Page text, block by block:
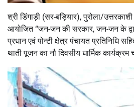
श्री डिंगाड़ी (सर-बड़ियार), पुरोला/
आयोजित “जन-जन की सरकार, जन-जन के
प्रधान एवं पोन्टी क्षेत्र पंचायत प्रतिनिधि
थाती पूजन का नौ दिवसीय धार्मिक कार्यक्रम